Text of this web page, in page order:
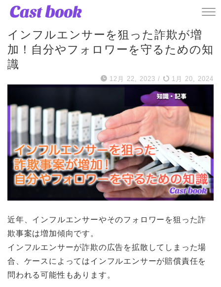
記事
インフルエンサーを狙った詐欺が増
加！自分やフォロワーを守るための知
識
12月 22, 2023 / 1月 20, 2024
近年、インフルエンサーやそのフォロワーを狙った詐
欺事案は増加傾向です。
インフルエンサーが詐欺の広告を拡散してしまった場
合、ケースによってはインフルエンサーが賠償責任を
問われる可能性もあります。